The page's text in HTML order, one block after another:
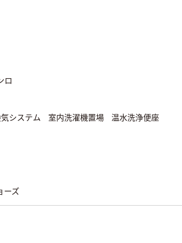
ロ
システム 室内洗濯機置場
温水洗浄便座
ーズ